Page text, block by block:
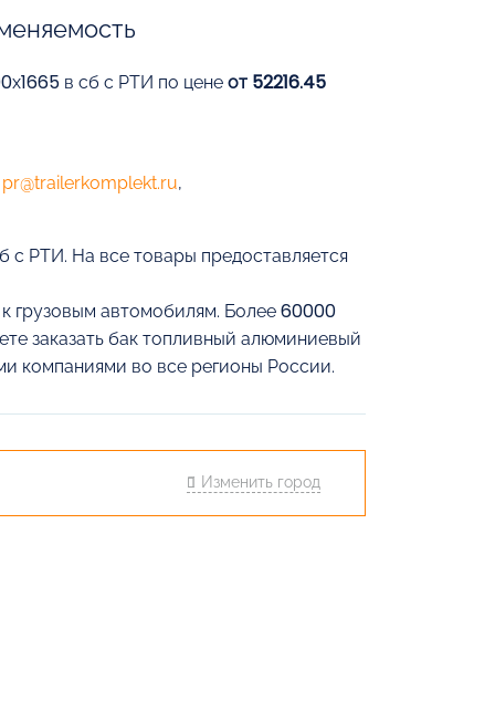
в сб с РТИ по цене от 52216.45
pr@trailerkomplekt.ru,
с РТИ. На все товары предоставляется
грузовым автомобилям. Более 60000
заказать бак топливный алюминиевый
компаниями во все регионы России.
Изменить город